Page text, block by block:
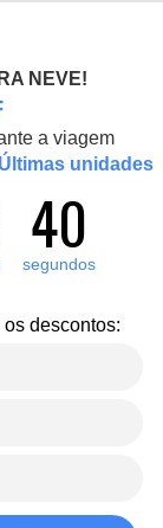
NEVE!
a viagem
unidades
40
segundos
descontos: